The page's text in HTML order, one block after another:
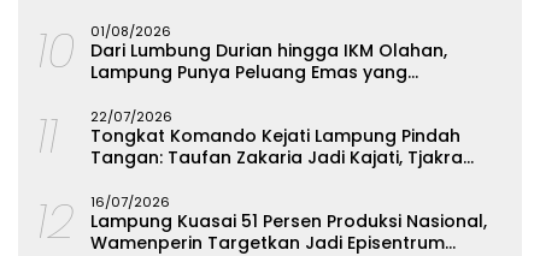
10 01/08/2026
Dari Lumbung Durian hingga IKM Olahan,
Lampung Punya Peluang Emas yang
11 22/07/2026
Tongkat Komando Kejati Lampung Pindah
Tangan: Taufan Zakaria Jadi Kajati, Tjakra
12 16/07/2026
Lampung Kuasai 51 Persen Produksi Nasional,
Wamenperin Targetkan Jadi Episentrum